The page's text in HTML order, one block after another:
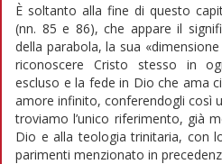
È soltanto alla fine di questo
(nn. 85 e 86), che appare il
della parabola, la sua
riconoscere Cristo stesso in
escluso e la fede in Dio che ama
amore infinito, conferendogli così
troviamo l’unico riferimento, già
Dio e alla teologia trinitaria, con
parimenti menzionato in